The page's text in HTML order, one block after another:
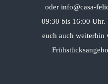
oder info@casa-
09:30 bis 16:00
euch auch weiterhin